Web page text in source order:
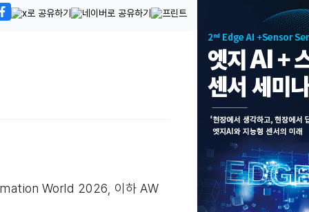
World 2026, 이하 AW